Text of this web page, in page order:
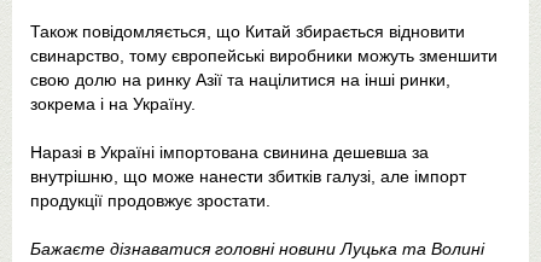
Також повідомляється, що Китай збирається відновити
свинарство, тому європейські виробники можуть зменшити
свою долю на ринку Азії та націлитися на інші ринки,
зокрема і на Україну.
Наразі в Україні імпортована свинина дешевша за
внутрішню, що може нанести збитків галузі, але імпорт
продукції продовжує зростати.
Бажаєте дізнаватися головні новини Луцька та Волині